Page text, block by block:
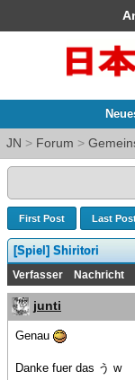
JN > Forum >
First Post Last
[Spiel] Shiritori
Verfasser Nachricht
junti
Genau
Danke fuer das う w